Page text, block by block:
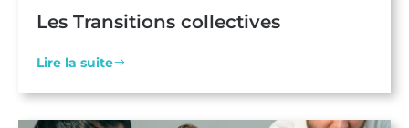
Les Transitions collectives
Lire la suite